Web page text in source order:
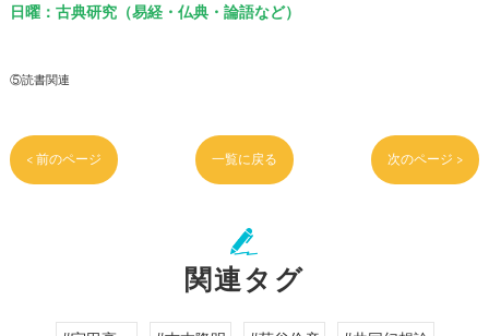
日曜：古典研究（易経・仏典・論語など）
⑤読書関連
< 前のページ 一覧に戻る 次のページ >
関連タグ